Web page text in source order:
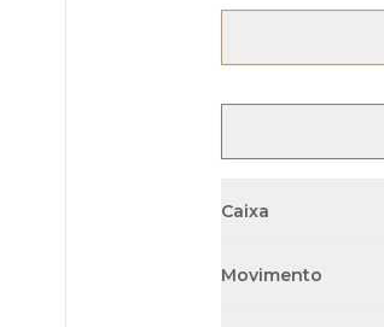
Caixa
Movimento